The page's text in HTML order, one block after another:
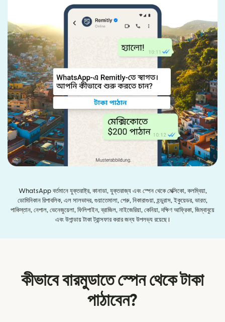
WhatsApp বর্তমানে যুক্তরাষ্ট্র, কানাডা, যুক্তরাজ্য এবং স্পেন থেকে মেক্সিকো, কলম্বিয়া,
ডোমিনিকান রিপাবলিক, এল সালভাদর, গুয়াতেমালা, পেরু, নিকারাগুয়া, হন্ডুরাস, ইকুয়েডর, ভারত,
পাকিস্তান, নেপাল, ভেনেজুয়েলা, ফিলিপাইন, ব্রাজিল, নাইজেরিয়া, কেনিয়া, দক্ষিণ আফ্রিকা, জিম্বাবুয়ে
এবং উগান্ডায় টাকা ট্রান্সফার করার জন্য উপলভ্য রয়েছে।
কীভাবে বারমুডাতে স্পেন থেকে টাকা
পাঠাবেন?